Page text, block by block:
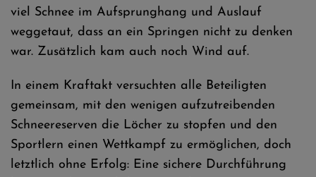
viel Schnee im Aufsprunghang und Auslauf
weggetaut, dass an ein Springen nicht zu denken
war. Zusätzlich kam auch noch Wind auf.
In einem Kraftakt versuchten alle Beteiligten
gemeinsam, mit den wenigen aufzutreibenden
Schneereserven die Löcher zu stopfen und den
Sportlern einen Wettkampf zu ermöglichen, doch
letztlich ohne Erfolg: Eine sichere Durchführung